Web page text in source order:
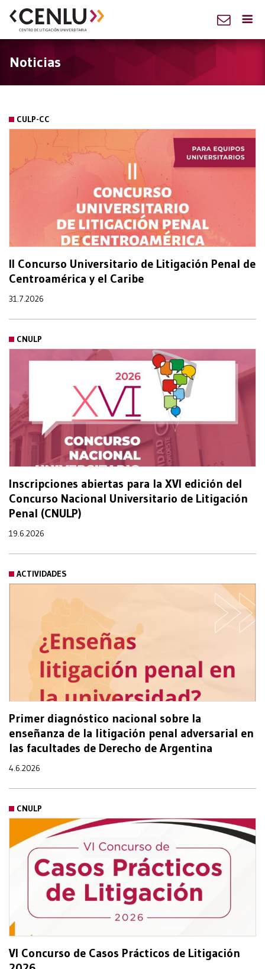
Noticias
CULP-CC
II Concurso Universitario de Litigación Penal de
Centroamérica y el Caribe
31.7.2026
CNULP
Inscripciones abiertas para la XVI edición del
Concurso Nacional Universitario de Litigación
Penal (CNULP)
19.6.2026
ACTIVIDADES
Primer diagnóstico nacional sobre la
enseñanza de la litigación penal adversarial en
las facultades de Derecho de Argentina
4.6.2026
CNULP
VI Concurso de Casos Prácticos de Litigación